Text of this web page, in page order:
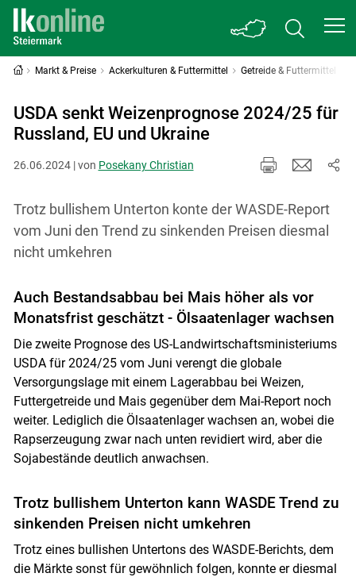
Markt & Preise Ackerkulturen & Futtermittel Getreide & Futtermittel
USDA senkt Weizenprognose 2024/25 für
Russland, EU und Ukraine
26.06.2024 | von Posekany Christian
Trotz bullishem Unterton konte der WASDE-Report
vom Juni den Trend zu sinkenden Preisen diesmal
nicht umkehren
Auch Bestandsabbau bei Mais höher als vor
Monatsfrist geschätzt - Ölsaatenlager wachsen
Die zweite Prognose des US-Landwirtschaftsministeriums
USDA für 2024/25 vom Juni verengt die globale
Versorgungslage mit einem Lagerabbau bei Weizen,
Futtergetreide und Mais gegenüber dem Mai-Report noch
weiter. Lediglich die Ölsaatenlager wachsen an, wobei die
Rapserzeugung zwar nach unten revidiert wird, aber die
Sojabestände deutlich anwachsen.
Trotz bullishem Unterton kann WASDE Trend zu
sinkenden Preisen nicht umkehren
Trotz eines bullishen Untertons des WASDE-Berichts, dem
die Märkte sonst für gewöhnlich folgen, konnte er diesmal